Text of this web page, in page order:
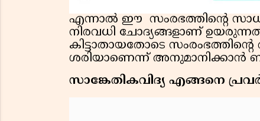
എന്നാല്‍ ഈ സംരഭത്തിന്റെ
നിരവധി ചോദ്യങ്ങളാണ്
കിട്ടാതായതോടെ
ശരിയാണെന്ന് അനുമാനിക്കാന്‍
സാങ്കേതികവിദ്യ എങ്ങനെ